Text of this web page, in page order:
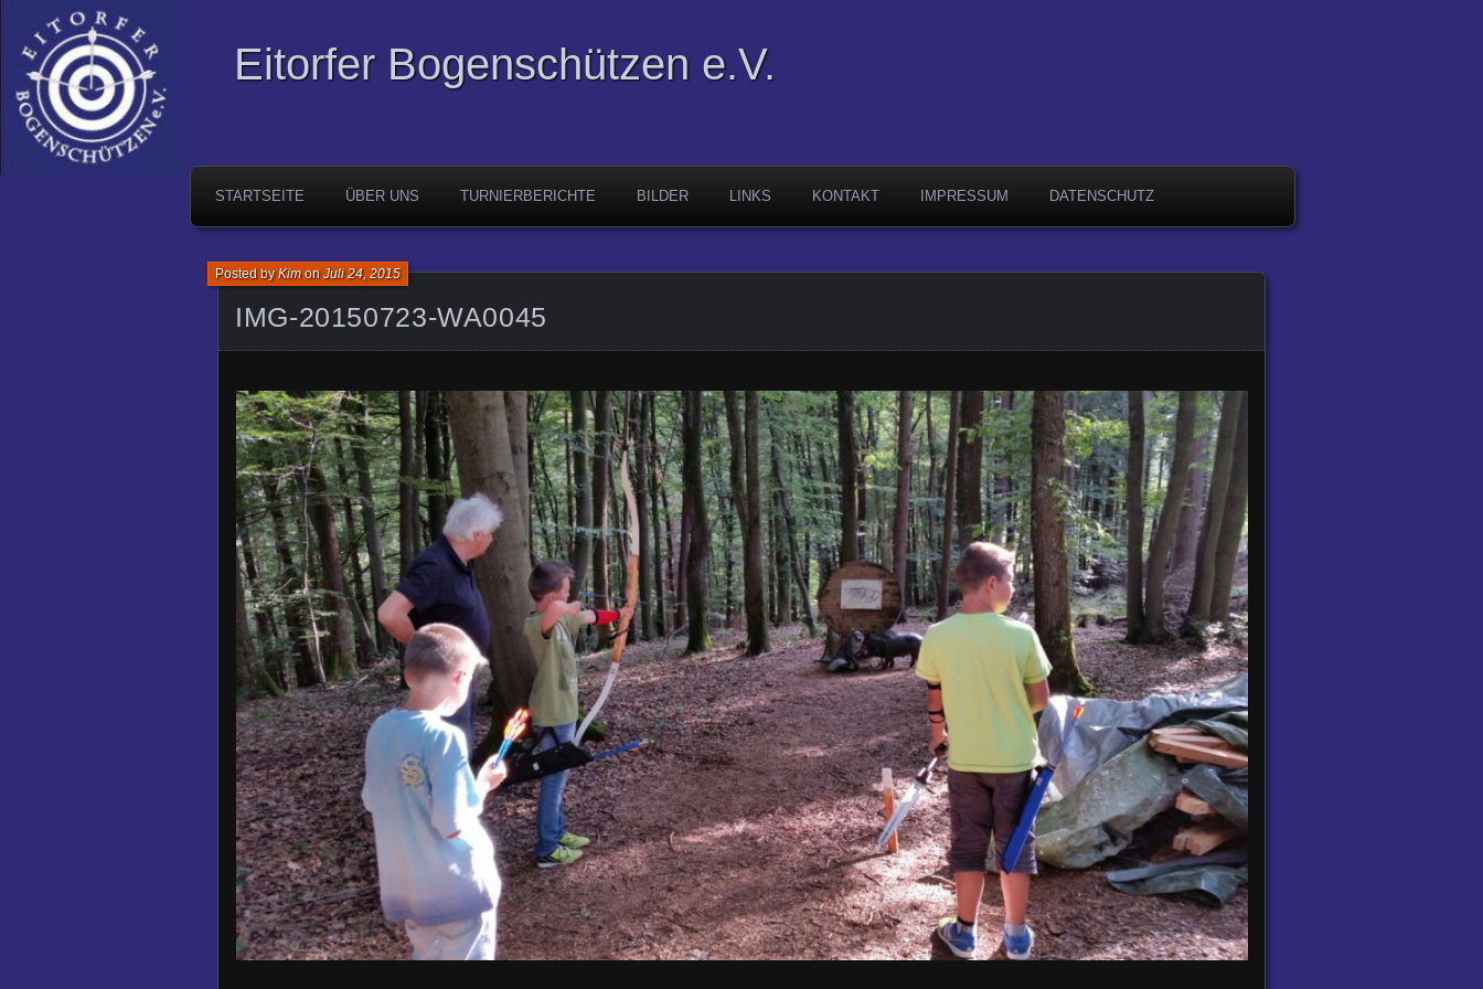
Eitorfer Bogenschützen e.V.
STARTSEITE ÜBER UNS TURNIERBERICHTE BILDER LINKS KONTAKT IMPRESSUM DATENSCHUTZ
IMG-20150723-WA0045
Posted byKimonJuli 24, 2015